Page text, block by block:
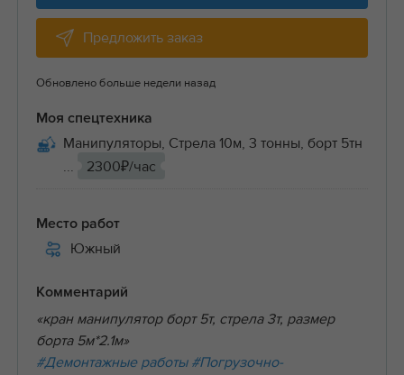
Предложить заказ
Обновлено больше недели назад
Моя спецтехника
Манипуляторы, Стрела 10м, 3 тонны, борт 5тн
...
2300₽/час
Место работ
Южный
Комментарий
«кран манипулятор борт 5т, стрела 3т, размер
борта 5м*2.1м»
#Демонтажные работы #Погрузочно-